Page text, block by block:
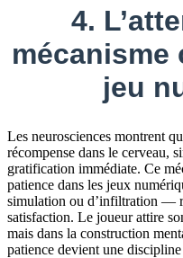
4.
jeu
Les neurosciences montrent
récompense dans le cerveau,
gratification immédiate. Ce
patience dans les jeux
simulation ou d’infiltration —
satisfaction. Le joueur attire
mais dans la construction
patience devient une